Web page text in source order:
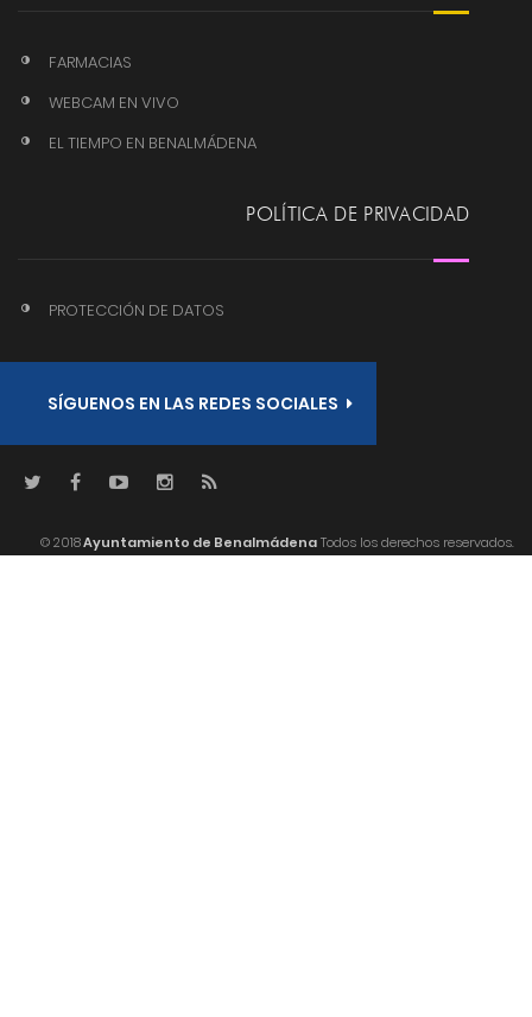
FARMACIAS
WEBCAM EN VIVO
EL TIEMPO EN BENALMÁDENA
POLÍTICA DE PRIVACIDAD
PROTECCIÓN DE DATOS
SÍGUENOS EN LAS REDES SOCIALES
© 2018Ayuntamiento de BenalmádenaTodos los derechos reservados.